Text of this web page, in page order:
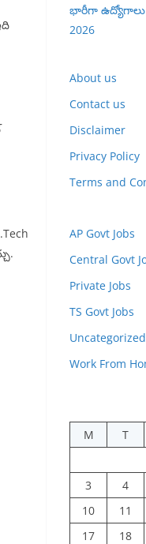
భారీగా ఉద్యోగాలు
2026
About us
Contact us
Disclaimer
Privacy Policy
Terms and
AP Govt Jobs
Central Govt
Private Jobs
TS Govt Jobs
Uncategorized
Work From
M
T
3
4
10
11
17
18